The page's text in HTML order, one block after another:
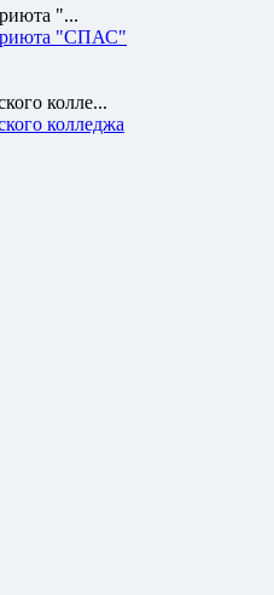
"...
"СПАС"
колле...
колледжа